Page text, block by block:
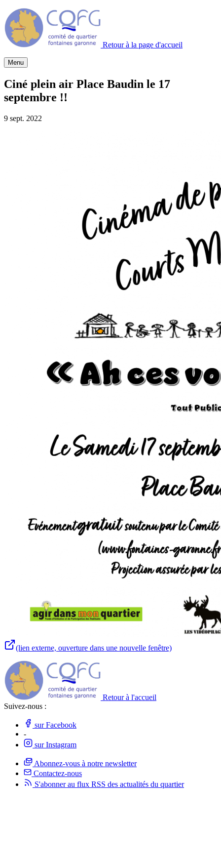
Retour à la page d'accueil
Menu
Ciné plein air Place Baudin le 17
septembre !!
9 sept. 2022
(lien externe, ouverture dans une nouvelle fenêtre)
Retour à l'accueil
Suivez-nous :
sur Facebook
-
sur Instagram
Abonnez-vous à notre newsletter
Contactez-nous
S'abonner au flux RSS des actualités du quartier